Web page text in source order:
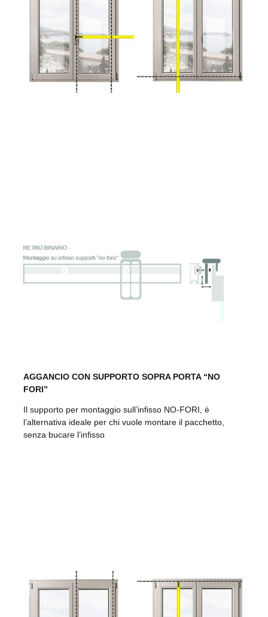
AGGANCIO CON SUPPORTO SOPRA PORTA “NO
FORI”
Il supporto per montaggio sull’infisso NO-FORI, è
l’alternativa ideale per chi vuole montare il pacchetto,
senza bucare l’infisso